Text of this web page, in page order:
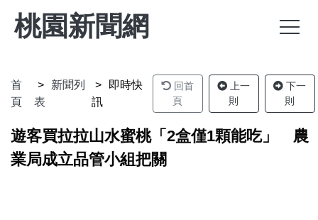
桃園新聞網
首
頁
新聞列
表
即時快
訊
回首
頁
上一
則
下一
則
遊客買拉拉山水蜜桃「2盒僅1顆能吃」 農
業局成立品管小組把關